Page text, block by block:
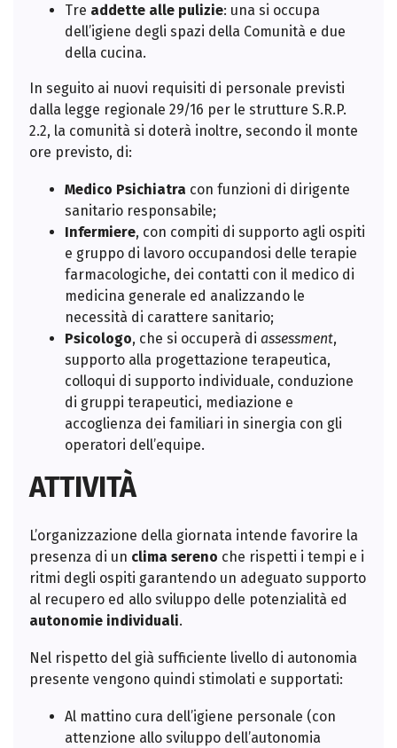
Tre addette alle pulizie: una si occupa
dell’igiene degli spazi della Comunità e due
della cucina.
In seguito ai nuovi requisiti di personale previsti
dalla legge regionale 29/16 per le strutture S.R.P.
2.2, la comunità si doterà inoltre, secondo il monte
ore previsto, di:
Medico Psichiatra con funzioni di dirigente
sanitario responsabile;
Infermiere, con compiti di supporto agli ospiti
e gruppo di lavoro occupandosi delle terapie
farmacologiche, dei contatti con il medico di
medicina generale ed analizzando le
necessità di carattere sanitario;
Psicologo, che si occuperà di assessment,
supporto alla progettazione terapeutica,
colloqui di supporto individuale, conduzione
di gruppi terapeutici, mediazione e
accoglienza dei familiari in sinergia con gli
operatori dell’equipe.
ATTIVITÀ
L’organizzazione della giornata intende favorire la
presenza di un clima sereno che rispetti i tempi e i
ritmi degli ospiti garantendo un adeguato supporto
al recupero ed allo sviluppo delle potenzialità ed
autonomie individuali.
Nel rispetto del già sufficiente livello di autonomia
presente vengono quindi stimolati e supportati:
Al mattino cura dell’igiene personale (con
attenzione allo sviluppo dell’autonomia